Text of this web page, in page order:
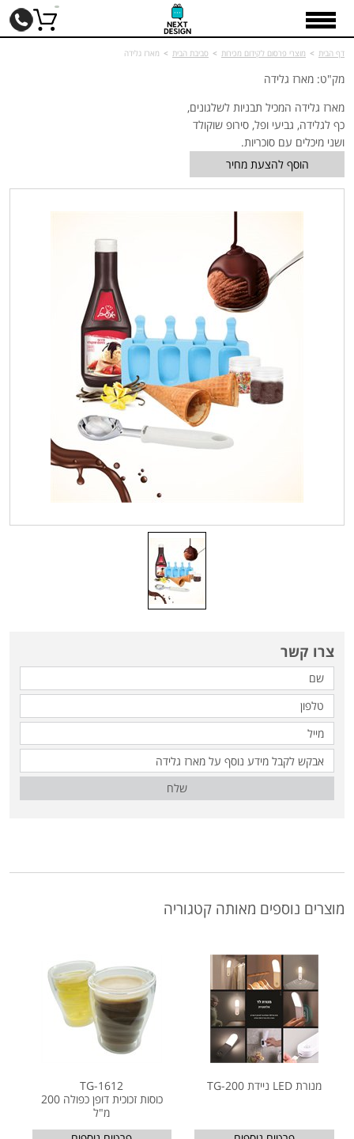
דף הבית > מוצרי פרסום לקידום מכירות > סביבת הבית > מארז גלידה
מק"ט: מארז גלידה
מארז גלידה המכיל תבניות לשלגונים,
כף לגלידה, גביעי ופל, סירופ שוקולד
ושני מיכלים עם סוכריות.
הוסף להצעת מחיר
צרו קשר
שלח
מוצרים נוספים מאותה קטגוריה
מנורת LED ניידת TG-200
TG-1612
כוסות זכוכית דופן כפולה 200
מ"ל